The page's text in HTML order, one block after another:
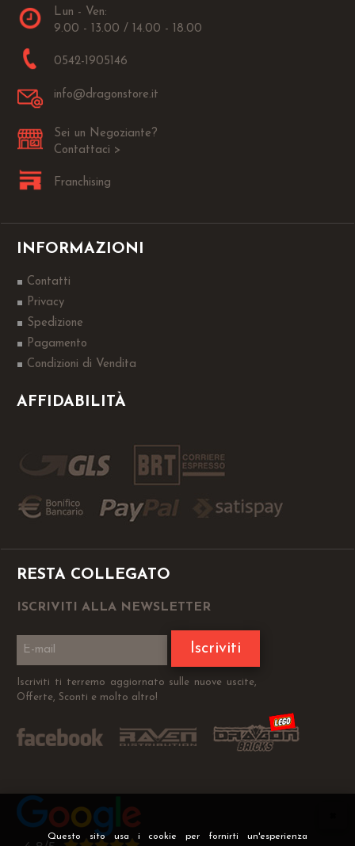
Questo sito usa i cookie per fornirti un'esperienza
Lun - Ven:
9.00 - 13.00 / 14.00 - 18.00
0542-1905146
info@dragonstore.it
Sei un Negoziante?
Contattaci >
Franchising
INFORMAZIONI
Contatti
Privacy
Spedizione
Pagamento
Condizioni di Vendita
AFFIDABILITÀ
RESTA COLLEGATO
ISCRIVITI ALLA NEWSLETTER
Iscriviti
Iscriviti ti terremo aggiornato sulle nuove uscite,
Offerte, Sconti e molto altro!